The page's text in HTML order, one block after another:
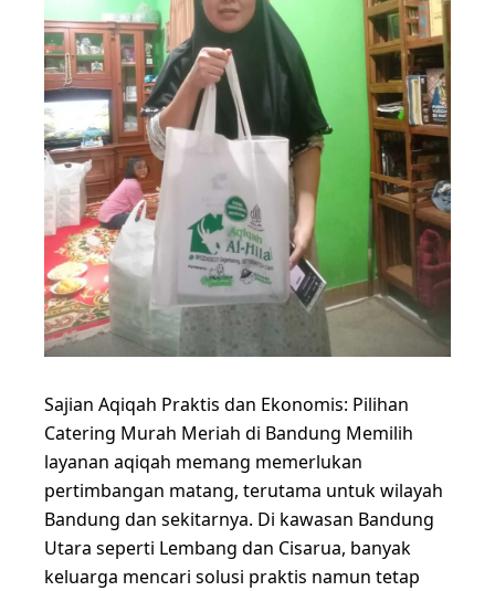
Sajian Aqiqah Praktis dan Ekonomis: Pilihan
Catering Murah Meriah di Bandung Memilih
layanan aqiqah memang memerlukan
pertimbangan matang, terutama untuk wilayah
Bandung dan sekitarnya. Di kawasan Bandung
Utara seperti Lembang dan Cisarua, banyak
keluarga mencari solusi praktis namun tetap